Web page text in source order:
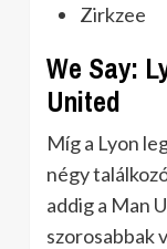
Zirkzee
We Say:
United
Míg a Lyon
négy
addig a Man
szorosabbak